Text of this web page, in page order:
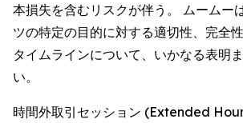
本損失を含むリスクが伴う。 ムームー
ツの特定の目的に対する適切性、完全
タイムラインについて、いかなる表明
い。
時間外取引セッション (Extended